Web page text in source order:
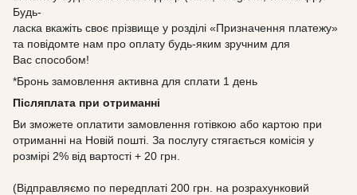
Будь-
ласка вкажіть своє прізвище у розділі «Призначення платежу»
та повідомте нам про оплату будь-яким зручним для
Вас способом!
*Бронь замовлення активна для сплати 1 день
Післяплата при отриманні
Ви зможете оплатити замовлення готівкою або картою при
отриманні на Новій пошті. За послугу стягається комісія у
розмірі 2% від вартості + 20 грн.
(Відправляємо по передплаті 200 грн. на розрахунковий